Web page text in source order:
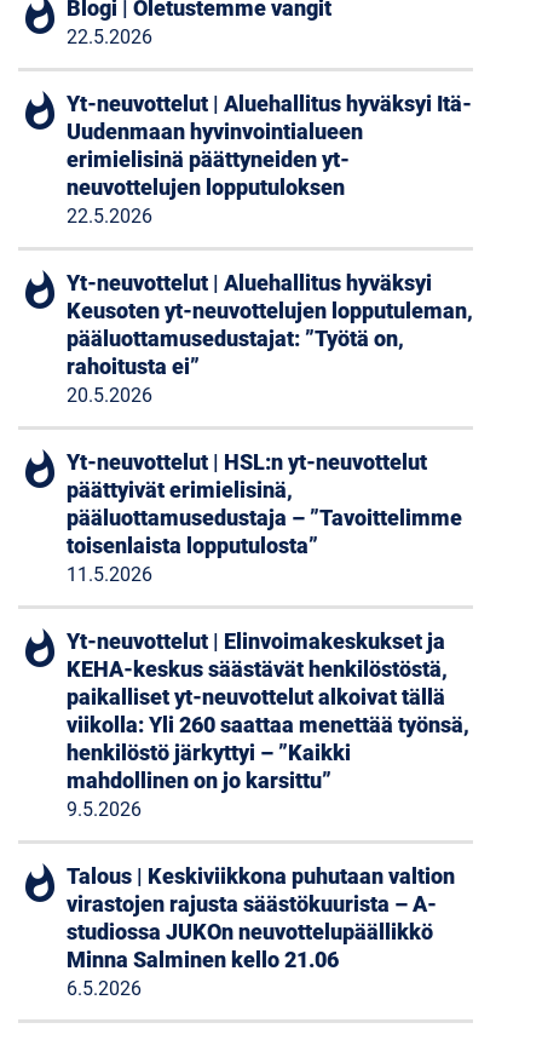
whatshot Blogi | Oletustemme vangit
22.5.2026
whatshot Yt-neuvottelut | Aluehallitus hyväksyi Itä-
Uudenmaan hyvinvointialueen
erimielisinä päättyneiden yt-
neuvottelujen lopputuloksen
22.5.2026
whatshot Yt-neuvottelut | Aluehallitus hyväksyi
Keusoten yt-neuvottelujen lopputuleman,
pääluottamusedustajat: ”Työtä on,
rahoitusta ei”
20.5.2026
whatshot Yt-neuvottelut | HSL:n yt-neuvottelut
päättyivät erimielisinä,
pääluottamusedustaja – ”Tavoittelimme
toisenlaista lopputulosta”
11.5.2026
whatshot Yt-neuvottelut | Elinvoimakeskukset ja
KEHA-keskus säästävät henkilöstöstä,
paikalliset yt-neuvottelut alkoivat tällä
viikolla: Yli 260 saattaa menettää työnsä,
henkilöstö järkyttyi – ”Kaikki
mahdollinen on jo karsittu”
9.5.2026
whatshot Talous | Keskiviikkona puhutaan valtion
virastojen rajusta säästökuurista – A-
studiossa JUKOn neuvottelupäällikkö
Minna Salminen kello 21.06
6.5.2026